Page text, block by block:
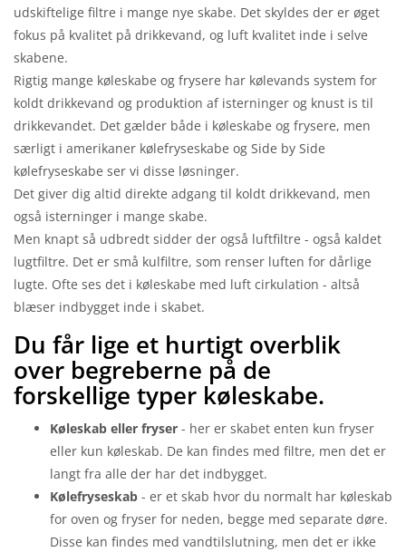
udskiftelige filtre i mange nye skabe. Det skyldes der er øget
fokus på kvalitet på drikkevand, og luft kvalitet inde i selve
skabene.
Rigtig mange køleskabe og frysere har kølevands system for
koldt drikkevand og produktion af isterninger og knust is til
drikkevandet. Det gælder både i køleskabe og frysere, men
særligt i amerikaner kølefryseskabe og Side by Side
kølefryseskabe ser vi disse løsninger.
Det giver dig altid direkte adgang til koldt drikkevand, men
også isterninger i mange skabe.
Men knapt så udbredt sidder der også luftfiltre - også kaldet
lugtfiltre. Det er små kulfiltre, som renser luften for dårlige
lugte. Ofte ses det i køleskabe med luft cirkulation - altså
blæser indbygget inde i skabet.
Du får lige et hurtigt overblik
over begreberne på de
forskellige typer køleskabe.
Køleskab eller fryser - her er skabet enten kun fryser
eller kun køleskab. De kan findes med filtre, men det er
langt fra alle der har det indbygget.
Kølefryseskab - er et skab hvor du normalt har køleskab
for oven og fryser for neden, begge med separate døre.
Disse kan findes med vandtilslutning, men det er ikke